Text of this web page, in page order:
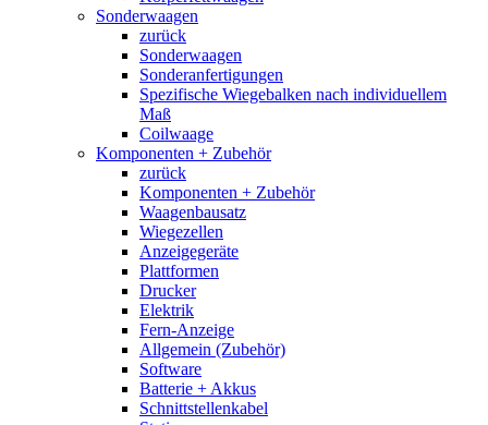
Sonderwaagen
zurück
Sonderwaagen
Sonderanfertigungen
Spezifische Wiegebalken nach individuellem
Maß
Coilwaage
Komponenten + Zubehör
zurück
Komponenten + Zubehör
Waagenbausatz
Wiegezellen
Anzeigegeräte
Plattformen
Drucker
Elektrik
Fern-Anzeige
Allgemein (Zubehör)
Software
Batterie + Akkus
Schnittstellenkabel